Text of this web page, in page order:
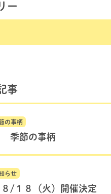
ー
事
の事柄
季節の事柄
らせ
/１８（火）開催決定